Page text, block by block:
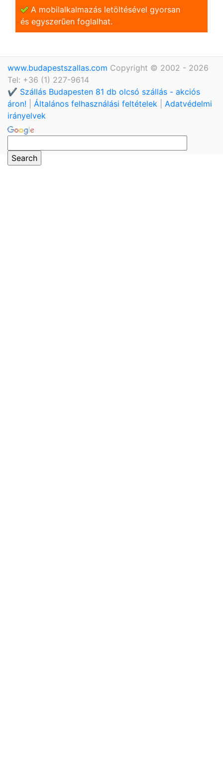
A mobilalkalmazás letöltésével gyorsan
és egyszerũen foglalhat.
www.budapestszallas.com Copyright © 2002 - 2026
Tel: +36 (1) 227-9614
✔️ Szállás Budapesten 81 db olcsó szállás - akciós
áron!
Általános felhasználási feltételek
Adatvédelmi
irányelvek